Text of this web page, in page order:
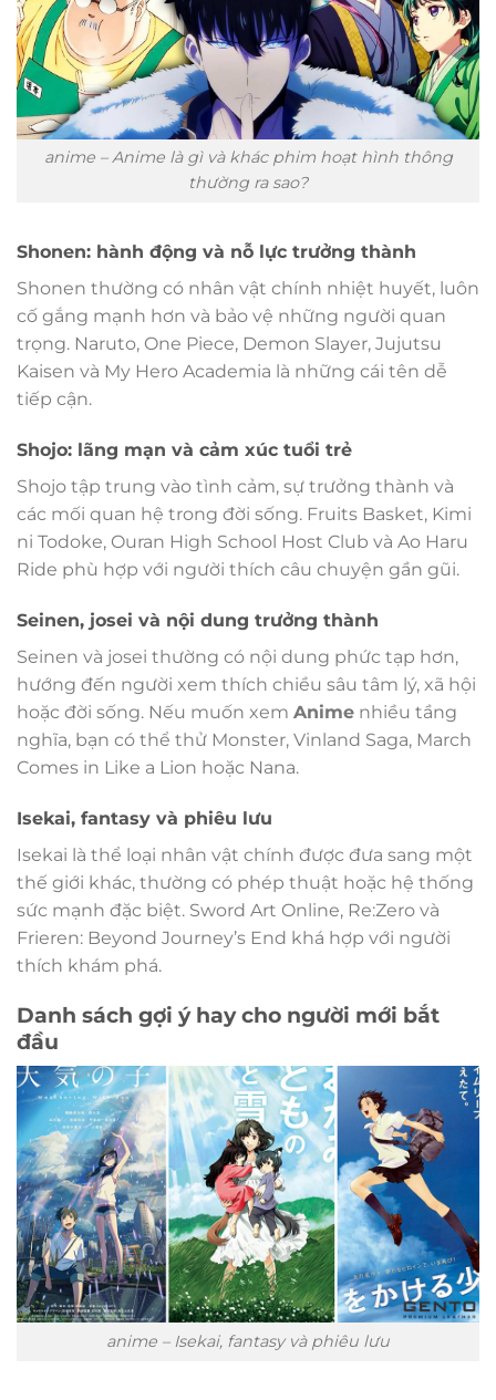
anime – Anime là gì và khác phim hoạt hình thông
thường ra sao?
Shonen: hành động và nỗ lực trưởng thành
Shonen thường có nhân vật chính nhiệt huyết, luôn
cố gắng mạnh hơn và bảo vệ những người quan
trọng. Naruto, One Piece, Demon Slayer, Jujutsu
Kaisen và My Hero Academia là những cái tên dễ
tiếp cận.
Shojo: lãng mạn và cảm xúc tuổi trẻ
Shojo tập trung vào tình cảm, sự trưởng thành và
các mối quan hệ trong đời sống. Fruits Basket, Kimi
ni Todoke, Ouran High School Host Club và Ao Haru
Ride phù hợp với người thích câu chuyện gần gũi.
Seinen, josei và nội dung trưởng thành
Seinen và josei thường có nội dung phức tạp hơn,
hướng đến người xem thích chiều sâu tâm lý, xã hội
hoặc đời sống. Nếu muốn xem Anime nhiều tầng
nghĩa, bạn có thể thử Monster, Vinland Saga, March
Comes in Like a Lion hoặc Nana.
Isekai, fantasy và phiêu lưu
Isekai là thể loại nhân vật chính được đưa sang một
thế giới khác, thường có phép thuật hoặc hệ thống
sức mạnh đặc biệt. Sword Art Online, Re:Zero và
Frieren: Beyond Journey’s End khá hợp với người
thích khám phá.
Danh sách gợi ý hay cho người mới bắt
đầu
anime – Isekai, fantasy và phiêu lưu